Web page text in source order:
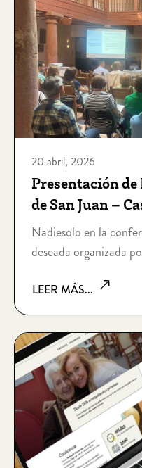
20 abril, 2026
Presentación de
de San Juan –
Nadiesolo en la
deseada organizada
LEER MÁS...